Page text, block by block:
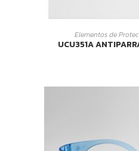
LEER
Elementos de
UCU351A